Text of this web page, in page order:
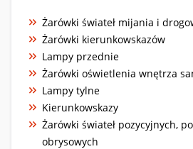
Żarówki świateł mijania i
Żarówki kierunkowskazów
Lampy przednie
Żarówki oświetlenia wnętrza
Lampy tylne
Kierunkowskazy
Żarówki świateł pozycyjnych,
obrysowych